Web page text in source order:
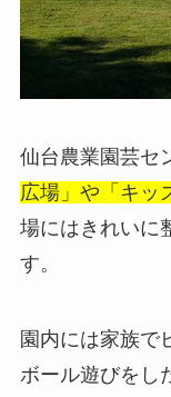
仙台農業園芸セ
広場」や「キッ
場にはきれいに
す。
園内には家族で
ボール遊びをし